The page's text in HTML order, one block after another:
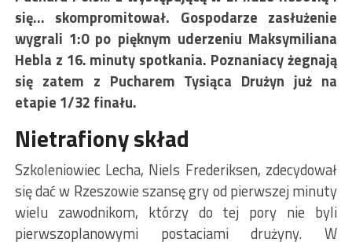
się… skompromitował. Gospodarze zasłużenie
wygrali 1:0 po pięknym uderzeniu Maksymiliana
Hebla z 16. minuty spotkania. Poznaniacy żegnają
się zatem z Pucharem Tysiąca Drużyn już na
etapie 1/32 finału.
Nietrafiony skład
Szkoleniowiec Lecha, Niels Frederiksen, zdecydował
się dać w Rzeszowie szansę gry od pierwszej minuty
wielu zawodnikom, którzy do tej pory nie byli
pierwszoplanowymi postaciami drużyny. W